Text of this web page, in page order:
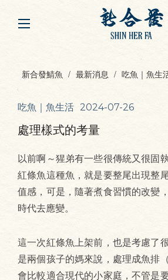
新合發鯖魚 最新消息 吃魚｜魚生
吃魚｜魚生活 2024-07-26
處理樣式的考量
以前啊～猩弟有一些很傳統又很固
紅條魚這種魚，就是要整尾出現整
值感，可是，隨著煮食習慣的改變
時代去應變。
這一次紅條魚上架前，也是考慮了
是兩個孩子的媽來說，處理成魚排
會比較適合現代的小家庭，不管是